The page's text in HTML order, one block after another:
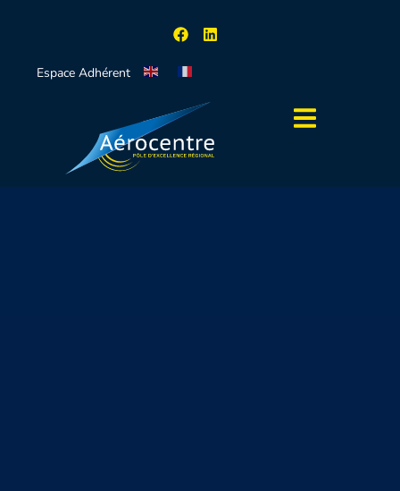
Espace Adhérent